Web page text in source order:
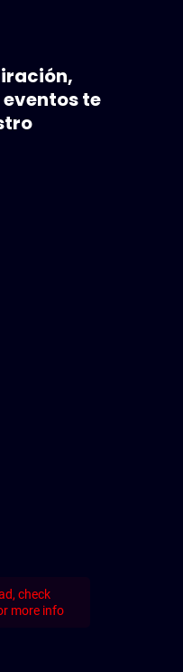
te
check
more info